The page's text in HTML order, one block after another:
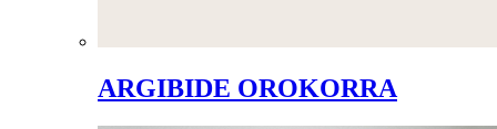
ARGIBIDE OROKORRA